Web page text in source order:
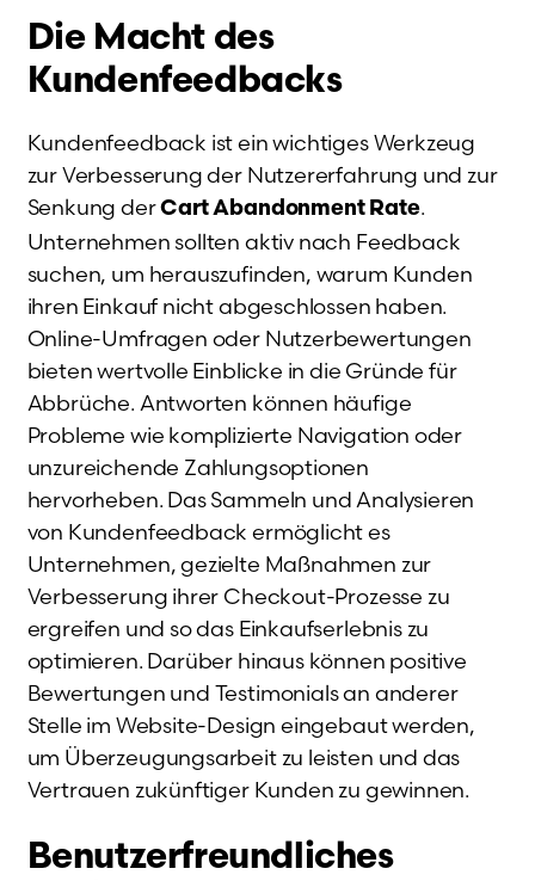
Die Macht des
Kundenfeedbacks
Kundenfeedback ist ein wichtiges Werkzeug
zur Verbesserung der Nutzererfahrung und zur
Senkung derCart Abandonment Rate.
Unternehmen sollten aktiv nach Feedback
suchen, um herauszufinden, warum Kunden
ihren Einkauf nicht abgeschlossen haben.
Online-Umfragen oder Nutzerbewertungen
bieten wertvolle Einblicke in die Gründe für
Abbrüche. Antworten können häufige
Probleme wie komplizierte Navigation oder
unzureichende Zahlungsoptionen
hervorheben. Das Sammeln und Analysieren
von Kundenfeedback ermöglicht es
Unternehmen, gezielte Maßnahmen zur
Verbesserung ihrer Checkout-Prozesse zu
ergreifen und so das Einkaufserlebnis zu
optimieren. Darüber hinaus können positive
Bewertungen und Testimonials an anderer
Stelle im Website-Design eingebaut werden,
um Überzeugungsarbeit zu leisten und das
Vertrauen zukünftiger Kunden zu gewinnen.
Benutzerfreundliches